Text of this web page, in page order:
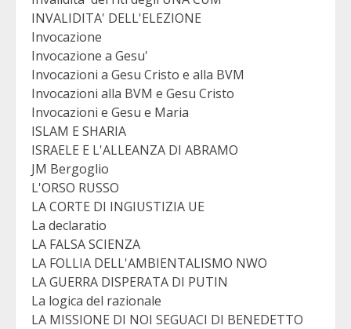
INVALIDITA' DELL'ELEZIONE
Invocazione
Invocazione a Gesu'
Invocazioni a Gesu Cristo e alla BVM
Invocazioni alla BVM e Gesu Cristo
Invocazioni e Gesu e Maria
ISLAM E SHARIA
ISRAELE E L'ALLEANZA DI ABRAMO
JM Bergoglio
L'ORSO RUSSO
LA CORTE DI INGIUSTIZIA UE
La declaratio
LA FALSA SCIENZA
LA FOLLIA DELL'AMBIENTALISMO NWO
LA GUERRA DISPERATA DI PUTIN
La logica del razionale
LA MISSIONE DI NOI SEGUACI DI BENEDETTO